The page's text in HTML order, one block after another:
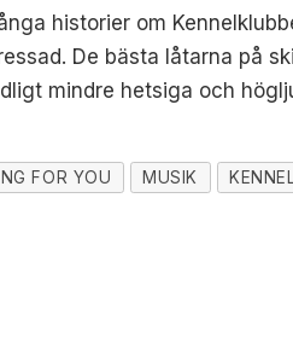
historier om
De bästa låtarna på
mindre hetsiga och
FOR YOU MUSIK